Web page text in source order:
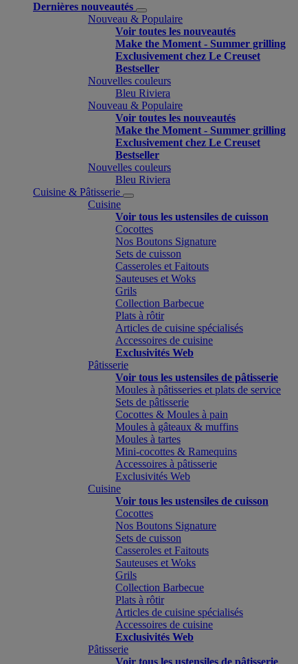
Dernières nouveautés
Nouveau & Populaire
Voir toutes les nouveautés
Make the Moment - Summer grilling
Exclusivement chez Le Creuset
Bestseller
Nouvelles couleurs
Bleu Riviera
Nouveau & Populaire
Voir toutes les nouveautés
Make the Moment - Summer grilling
Exclusivement chez Le Creuset
Bestseller
Nouvelles couleurs
Bleu Riviera
Cuisine & Pâtisserie
Cuisine
Voir tous les ustensiles de cuisson
Cocottes
Nos Boutons Signature
Sets de cuisson
Casseroles et Faitouts
Sauteuses et Woks
Grils
Collection Barbecue
Plats à rôtir
Articles de cuisine spécialisés
Accessoires de cuisine
Exclusivités Web
Pâtisserie
Voir tous les ustensiles de pâtisserie
Moules à pâtisseries et plats de service
Sets de pâtisserie
Cocottes & Moules à pain
Moules à gâteaux & muffins
Moules à tartes
Mini-cocottes & Ramequins
Accessoires à pâtisserie
Exclusivités Web
Cuisine
Voir tous les ustensiles de cuisson
Cocottes
Nos Boutons Signature
Sets de cuisson
Casseroles et Faitouts
Sauteuses et Woks
Grils
Collection Barbecue
Plats à rôtir
Articles de cuisine spécialisés
Accessoires de cuisine
Exclusivités Web
Pâtisserie
Voir tous les ustensiles de pâtisserie